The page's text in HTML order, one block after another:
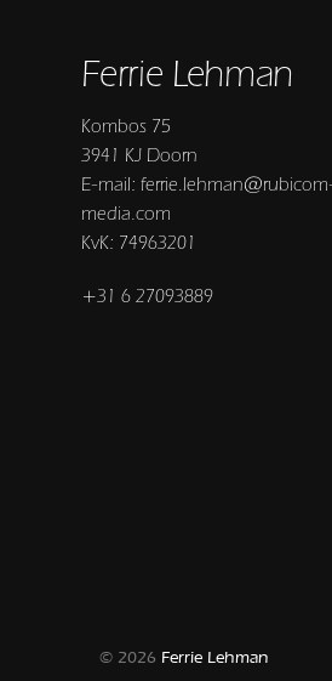
Ferrie Lehman
Kombos 75
3941 KJ Doorn
E-mail:
media.com
KvK: 74963201
+31 6 27093889
© 2026 Ferrie Lehman